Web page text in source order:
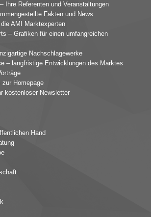
Ihre Referenten und Veranstaltungen
Fakten und News
AMI Marktexperten
– Grafiken für einen umfangreichen
Nachschlagewerke
– langfristige Entwicklungen des Marktes
zur Homepage
kostenloser Newsletter
Hand